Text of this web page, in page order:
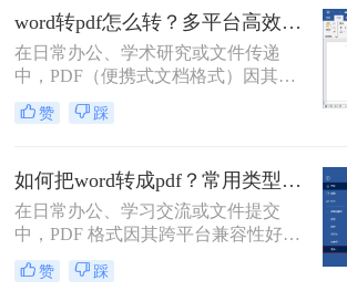
容的主要工具。因此，将Word文档完
美地转换为PDF，是一项几乎每个人
都会遇到的核心需求。
word转pdf怎么转？多平台高效转换方法详解！
在日常办公、学术研究或文件传递
中，PDF（便携式文档格式）因其跨
平台、格式固定、不易被篡改的特
性，已成为文件分发和归档的首选格
档编辑工具，我们经常需要将其编辑
好的文档转换为PDF。无论是为了提
交作业、发送简历，还是发布报告，
一个高质量的PDF转换至关重要。
赞 踩
如何把word转成pdf？常用类型方法解析！
在日常办公、学习交流或文件提交
中，PDF 格式因其跨平台兼容性好、
格式不易被随意修改、体积相对可
控、安全性较高等特点，成为文件分
赞 踩